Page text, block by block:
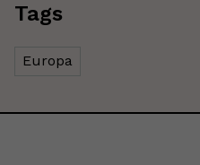
Tags
Europa